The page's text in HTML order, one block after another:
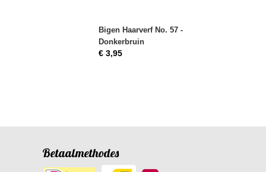
Bigen Haarverf No. 57 -
Donkerbruin
€ 3,95
Betaalmethodes